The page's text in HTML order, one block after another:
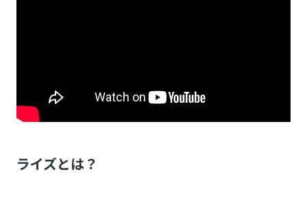
ライズとは？